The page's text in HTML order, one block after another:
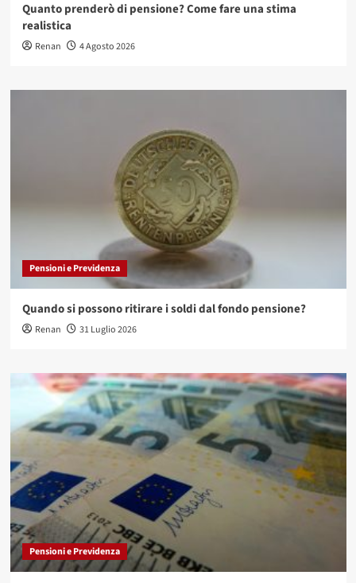
Quanto prenderò di pensione? Come fare una stima
realistica
Renan 4 Agosto 2026
Pensioni e Previdenza
Quando si possono ritirare i soldi dal fondo pensione?
Renan 31 Luglio 2026
Pensioni e Previdenza